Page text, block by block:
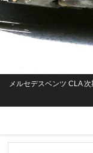
メルセデスベンツ CLA